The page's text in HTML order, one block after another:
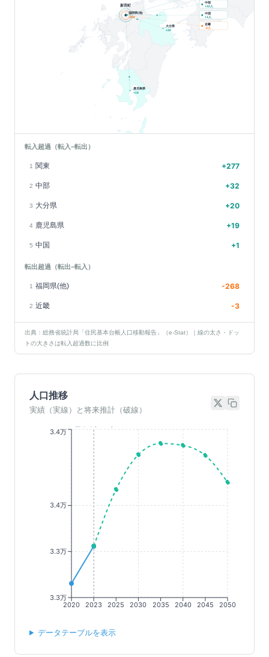
大分県
+20
鹿児島県
+19
福岡県(他)
-268
新宮町
中部
+32人
中国
+1人
近畿
-3人
転入超過（転入−転出）
1 関東 +277
2 中部 +32
3 大分県 +20
4 鹿児島県 +19
5 中国 +1
転出超過（転出−転入）
1 福岡県(他) -268
2 近畿 -3
出典：総務省統計局「住民基本台帳人口移動報告」（e-Stat）｜線の太さ・ドッ
トの大きさは転入超過数に比例
人口推移
実績（実線）と将来推計（破線）
2020 2023 2025 2030 2035 2040 2045 2050
3.3万
3.3万
3.4万
3.4万
データテーブルを表示